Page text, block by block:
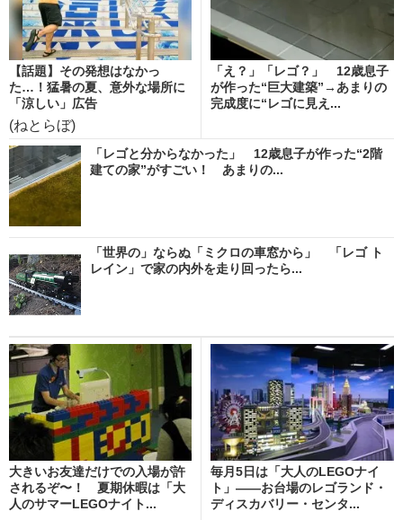
【話題】その発想はなかっ
た…！猛暑の夏、意外な場所に
「涼しい」広告
(ねとらぼ)
「え？」「レゴ？」 12歳息子
が作った“巨大建築”→あまりの
完成度に“レゴに見え...
「レゴと分からなかった」 12歳息子が作った“2階
建ての家”がすごい！ あまりの...
「世界の」ならぬ「ミクロの車窓から」 「レゴ ト
レイン」で家の内外を走り回ったら...
大きいお友達だけでの入場が許
されるぞ〜！ 夏期休暇は「大
人のサマーLEGOナイト...
毎月5日は「大人のLEGOナイ
ト」――お台場のレゴランド・
ディスカバリー・センタ...